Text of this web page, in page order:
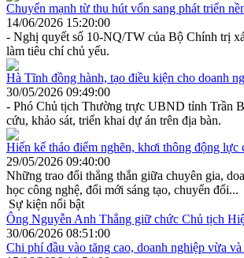
Chuyển mạnh từ thu hút vốn sang phát triển
14/06/2026 15:20:00
- Nghị quyết số 10-NQ/TW của Bộ Chính trị
làm tiêu chí chủ yếu.
Hà Tĩnh đồng hành, tạo điều kiện cho doanh
30/05/2026 09:49:00
- Phó Chủ tịch Thường trực UBND tỉnh Trần
cứu, khảo sát, triển khai dự án trên địa bàn.
Hiến kế tháo điểm nghẽn, khơi thông động
29/05/2026 09:40:00
Những trao đổi thẳng thắn giữa chuyên gia,
học công nghệ, đổi mới sáng tạo, chuyển đổi...
Sự kiện nổi bật
Ông Nguyễn Anh Thắng giữ chức Chủ tịch
30/06/2026 08:51:00
Chi phí đầu vào tăng cao, doanh nghiệp vừa